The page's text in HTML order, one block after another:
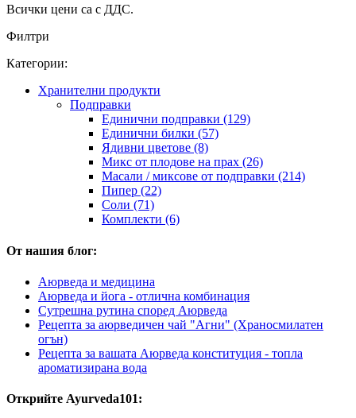
Всички цени са с ДДС.
Филтри
Категории:
Хранителни продукти
Подправки
Единични подправки (129)
Единични билки (57)
Ядивни цветове (8)
Микс от плодове на прах (26)
Масали / миксове от подправки (214)
Пипер (22)
Соли (71)
Комплекти (6)
От нашия блог:
Аюрведа и медицина
Аюрведа и йога - отлична комбинация
Сутрешна рутина според Аюрведа
Рецепта за аюрведичен чай "Агни" (Храносмилатен
огън)
Рецепта за вашата Аюрведа конституция - топла
ароматизирана вода
Открийте Ayurveda101: